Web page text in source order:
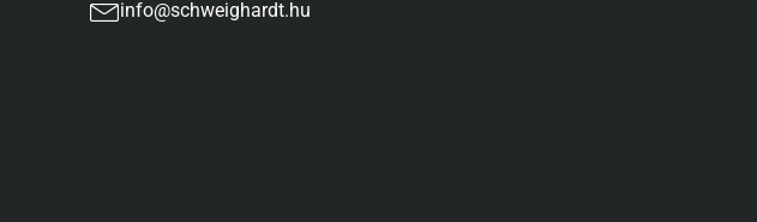
info@schweighardt.hu